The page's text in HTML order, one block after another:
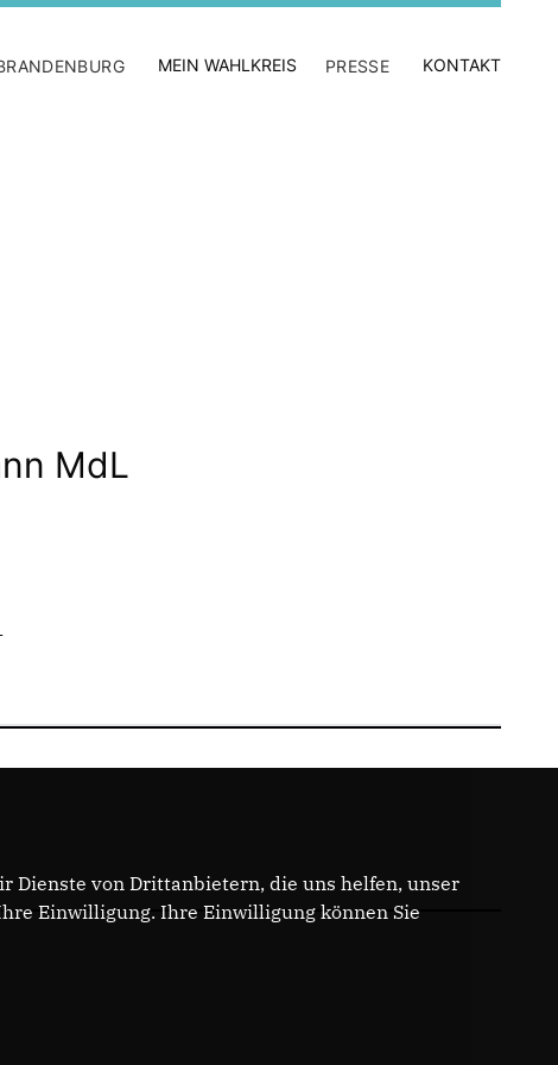
MEIN WAHLKREIS PRESSE KONTAKT
MdL
Dienste von Drittanbietern, die uns helfen, unser
Einwilligung. Ihre Einwilligung können Sie